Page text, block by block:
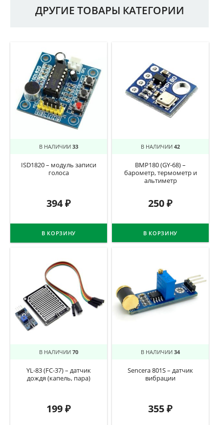
ДРУГИЕ ТОВАРЫ КАТЕГОРИИ
В НАЛИЧИИ 33
ISD1820 – модуль записи
голоса
394₽
В КОРЗИНУ
В НАЛИЧИИ 42
BMP180 (GY-68) –
барометр, термометр и
альтиметр
250₽
В КОРЗИНУ
В НАЛИЧИИ 70
YL-83 (FC-37) – датчик
дождя (капель, пара)
199₽
В НАЛИЧИИ 34
Sencera 801S – датчик
вибрации
355₽